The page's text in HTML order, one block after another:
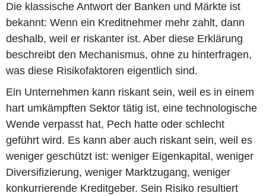
Die klassische Antwort der Banken und Märkte ist
bekannt: Wenn ein Kreditnehmer mehr zahlt, dann
deshalb, weil er riskanter ist. Aber diese Erklärung
beschreibt den Mechanismus, ohne zu hinterfragen,
was diese Risikofaktoren eigentlich sind.
Ein Unternehmen kann riskant sein, weil es in einem
hart umkämpften Sektor tätig ist, eine technologische
Wende verpasst hat, Pech hatte oder schlecht
geführt wird. Es kann aber auch riskant sein, weil es
weniger geschützt ist: weniger Eigenkapital, weniger
Diversifizierung, weniger Marktzugang, weniger
konkurrierende Kreditgeber. Sein Risiko resultiert